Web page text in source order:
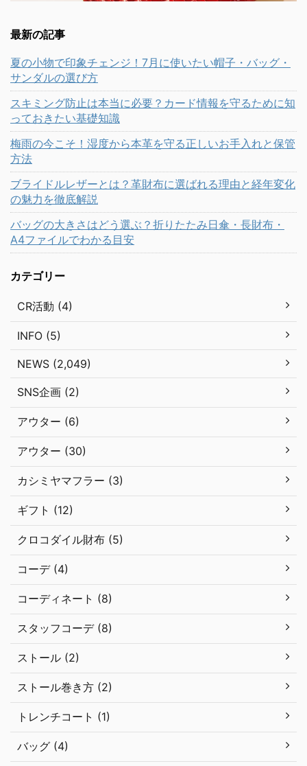
最新の記事
夏の小物で印象チェンジ！7月に使いたい帽子・バッグ・
サンダルの選び方
スキミング防止は本当に必要？カード情報を守るために知
っておきたい基礎知識
梅雨の今こそ！湿度から本革を守る正しいお手入れと保管
方法
ブライドルレザーとは？革財布に選ばれる理由と経年変化
の魅力を徹底解説
バッグの大きさはどう選ぶ？折りたたみ日傘・長財布・
A4ファイルでわかる目安
カテゴリー
CR活動 (4)
INFO (5)
NEWS (2,049)
SNS企画 (2)
アウター (6)
アウター (30)
カシミヤマフラー (3)
ギフト (12)
クロコダイル財布 (5)
コーデ (4)
コーディネート (8)
スタッフコーデ (8)
ストール (2)
ストール巻き方 (2)
トレンチコート (1)
バッグ (4)